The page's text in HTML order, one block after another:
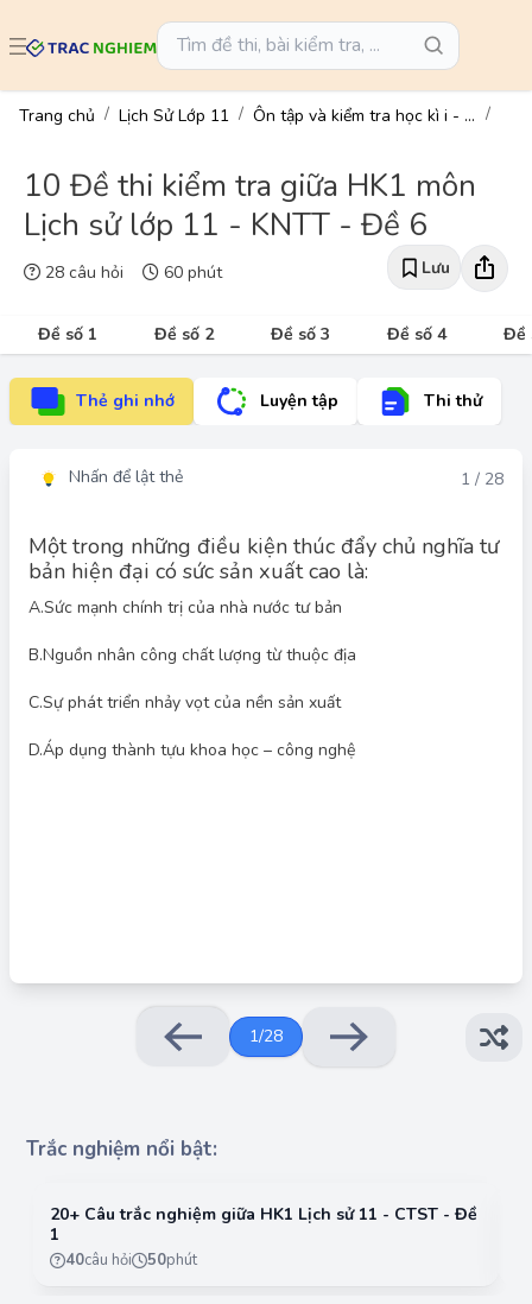
Trang chủ Lịch Sử Lớp 11 Ôn tập và kiểm tra học kì i - lịch sử 11
10 Đề thi kiểm tra giữa HK1 môn
Lịch sử lớp 11 - KNTT - Đề 6
28 câu hỏi 60 phút Lưu
Đề số 1 Đề số 2 Đề số 3 Đề số 4 Đề
Thẻ ghi nhớ Luyện tập Thi thử
Nhấn để lật thẻ 1 / 28
Một trong những điều kiện thúc đẩy chủ nghĩa tư
bản hiện đại có sức sản xuất cao là:
A.Sức mạnh chính trị của nhà nước tư bản
B.Nguồn nhân công chất lượng từ thuộc địa
C.Sự phát triển nhảy vọt của nền sản xuất
D.Áp dụng thành tựu khoa học – công nghệ
Chủ nghĩa tư bản hiện đại có sức sản xuất phát triển cao nhờ
áp dụng những thành tựu của cuộc Cách mạng công nghiệp
lần thứ tư để phát triển kinh tế, khoa học – kĩ thuật. Các thành
mạng công nghiệp, đã cung cấp những công cụ và phương
pháp mới, giúp tăng năng suất lao động, giảm chi phí sản xuất,
1/28
Trắc nghiệm nổi bật:
20+ Câu trắc nghiệm giữa HK1 Lịch sử 11 - CTST - Đề
1
40câu hỏi 50phút